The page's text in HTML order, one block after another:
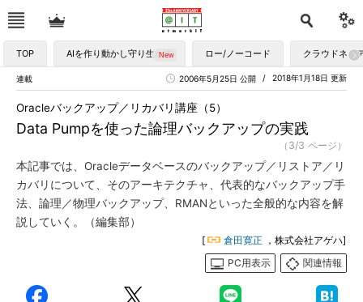
TOP AIを作り動かし守り生かす ロー/ノーコード クラウドネイ
連載 2018年1月18日 更新
2006年5月25日 公開
Data Pumpを使った論理バックアップの実践
Oracleバックアップ／リカバリ講座（5）
（3/3 ページ）
本記事では、Oracleデータベースのバックアップ／リストア／リ
カバリについて、そのアーキテクチャ、代表的なバックアップ手
法、論理／物理バックアップ、RMANといった全般的な内容を解
説していく。（編集部）
[ 倉田寛正 ，株式会社アゲハ]
PC用表示
関連情報